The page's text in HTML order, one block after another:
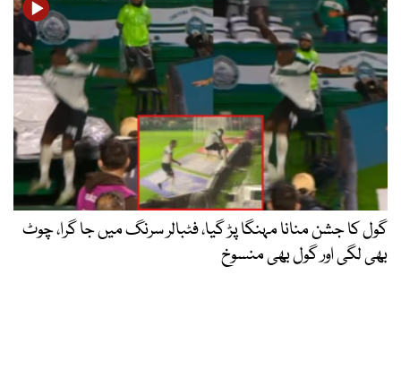
گول کا جشن منانا مہنگا پڑ گیا، فٹبالر سرنگ میں جا گرا، چوٹ
بھی لگی اور گول بھی منسوخ